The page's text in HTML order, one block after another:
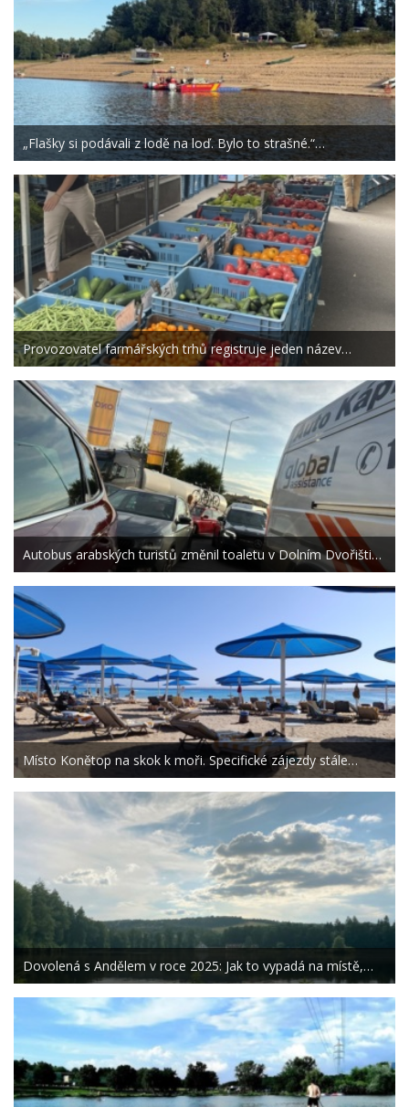
„Flašky si podávali z lodě na loď. Bylo to strašné.“…
Provozovatel farmářských trhů registruje jeden název…
Autobus arabských turistů změnil toaletu v Dolním Dvořišti…
Místo Konětop na skok k moři. Specifické zájezdy stále…
Dovolená s Andělem v roce 2025: Jak to vypadá na místě,…